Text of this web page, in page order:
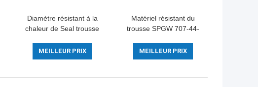
Diamètre résistant à la
chaleur de Seal trousse
135X3mm d'excavatrice
MEILLEUR PRIX
Matériel résistant du
trousse SPGW 707-44-
joint de cylindre de
l'hydraulique d'abrasion
MEILLEUR PRIX